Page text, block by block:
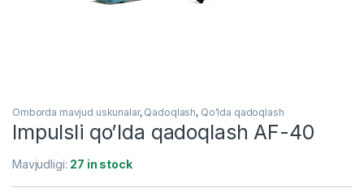
Omborda mavjud uskunalar, Qadoqlash, Qo'lda qadoqlash
Impulsli qo’lda qadoqlash AF-40
Mavjudligi: 27 in stock